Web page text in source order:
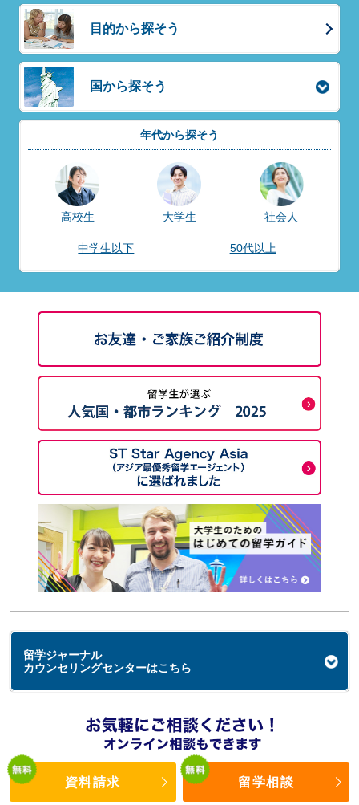
目的から探そう
国から探そう
年代から探そう
高校生 大学生 社会人
中学生以下 50代以上
留学ジャーナル
カウンセリングセンターはこちら
資料請求 留学相談